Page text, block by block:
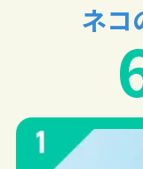
ネコ